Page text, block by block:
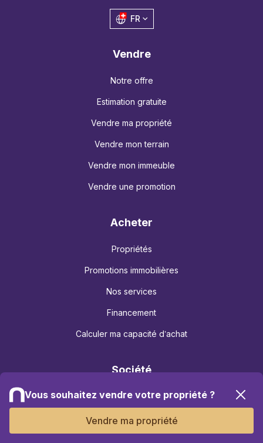
Vous souhaitez vendre votre propriété ?
Vendre ma propriété
FR
Vendre
Notre offre
Estimation gratuite
Vendre ma propriété
Vendre mon terrain
Vendre mon immeuble
Vendre une promotion
Acheter
Propriétés
Promotions immobilières
Nos services
Financement
Calculer ma capacité d’achat
Société
À propos
Nos agences